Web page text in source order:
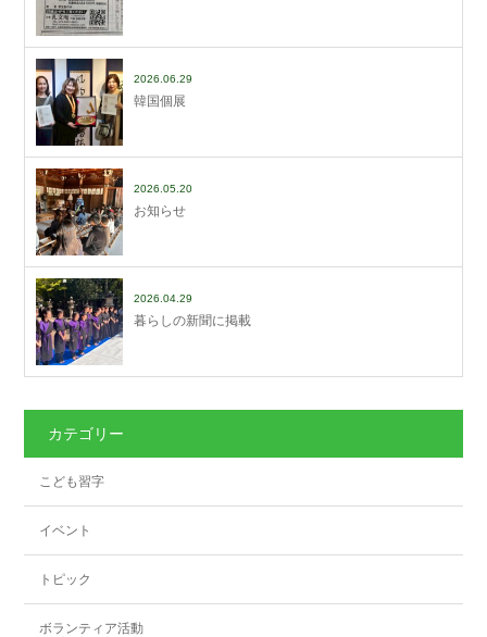
2026.06.29
韓国個展
2026.05.20
お知らせ
2026.04.29
暮らしの新聞に掲載
カテゴリー
こども習字
イベント
トピック
ボランティア活動